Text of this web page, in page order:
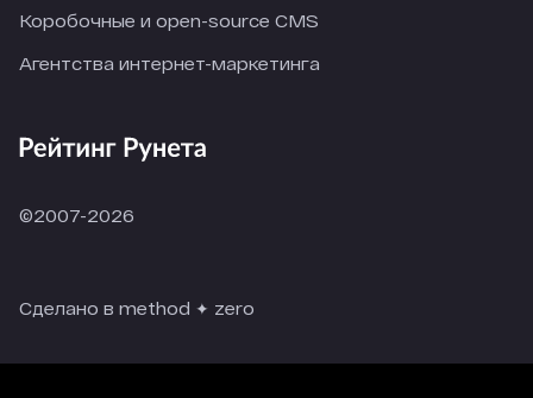
Коробочные и open-source CMS
Агентства интернет-маркетинга
©2007-2026
Сделано в method ✦ zero